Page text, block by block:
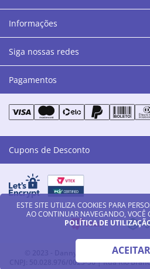
ESTE SITE UTILIZA COOKIES PARA
AO CONTINUAR NAVEGANDO, VOCÊ
POLÍTICA DE
ACEITAR
humanos, éticos e morais. E
as cores da Danny
transmitindo paz e
Informações
Siga nossas redes
Pagamentos
Cupons de Desconto
© 2023 - Danny Cosméticos LTDA -
CNPJ: 50.028.976/0023-56 | Rua Rio